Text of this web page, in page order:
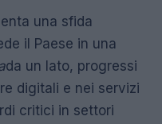
una sfida
il Paese in una
da un lato, progressi
digitali e nei servizi
critici in settori